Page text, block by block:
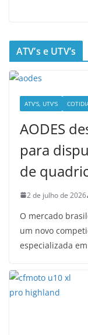
ATV’s e UTV’s
ATV'S, UTV'S
AODES
para
de
2 de julho de 2026
O mercado
um novo
especializada